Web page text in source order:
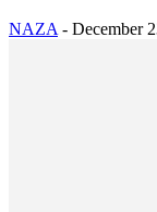
NAZA - December